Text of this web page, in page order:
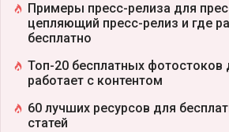
Примеры пресс-релиза для
цепляющий пресс-релиз и где
бесплатно
Топ-20 бесплатных фотостоков
работает с контентом
60 лучших ресурсов для
статей